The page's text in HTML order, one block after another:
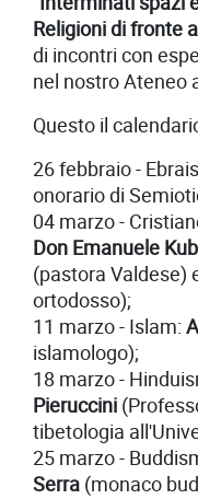
Religioni di fronte
di incontri con
nel nostro Ateneo
Questo il
26 febbraio -
onorario di
04 marzo -
Don Emanuele
(pastora Valdese)
ortodosso);
11 marzo - Islam:
islamologo);
18 marzo -
Pieruccini
tibetologia
25 marzo -
Serra (monaco